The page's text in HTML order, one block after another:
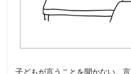
子どもが言うことを聞かない。